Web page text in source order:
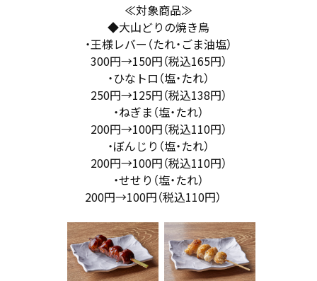
≪対象商品≫
◆大山どりの焼き鳥
・王様レバー（たれ・ごま油塩）
300円→150円（税込165円）
・ひなトロ（塩・たれ）
250円→125円（税込138円）
・ねぎま（塩・たれ）
200円→100円（税込110円）
・ぼんじり（塩・たれ）
200円→100円（税込110円）
・せせり（塩・たれ）
200円→100円（税込110円）